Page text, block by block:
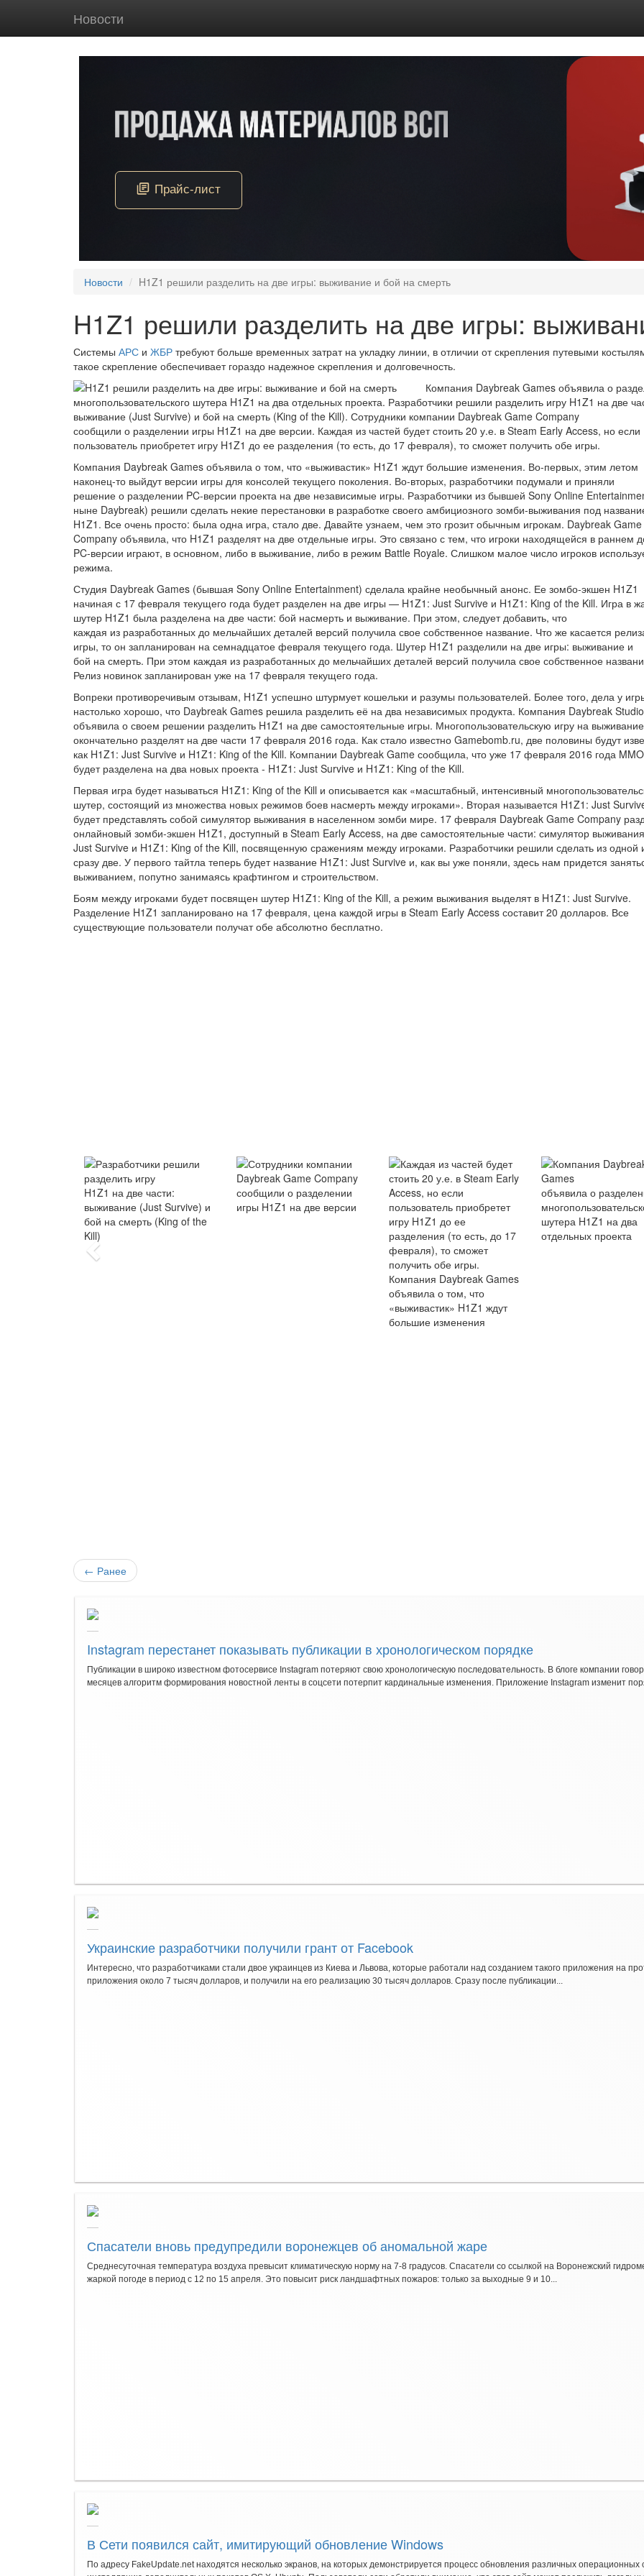
Новости
Новости H1Z1 решили разделить на две игры: выживание и бой на смерть
H1Z1 решили разделить на две игры:
Системы АРС и ЖБР требуют больше временных затрат на укладку линии, в отличии от скрепления путевыми
такое скрепление обеспечивает гораздо надежное скрепления и долговечность.
Компания Daybreak Games объявила о
многопользовательского шутера H1Z1 на два отдельных проекта. Разработчики решили разделить игру H1Z1 на две
выживание (Just Survive) и бой на смерть (King of the Kill). Сотрудники компании Daybreak Game Company
сообщили о разделении игры H1Z1 на две версии. Каждая из частей будет стоить 20 у.е. в Steam Early Access, но если
пользователь приобретет игру H1Z1 до ее разделения (то есть, до 17 февраля), то сможет получить обе игры.
Компания Daybreak Games объявила о том, что «выживастик» H1Z1 ждут большие изменения. Во-первых, этим летом
наконец-то выйдут версии игры для консолей текущего поколения. Во-вторых, разработчики подумали и приняли
решение о разделении PC-версии проекта на две независимые игры. Разработчики из бывшей Sony Online
ныне Daybreak) решили сделать некие перестановки в разработке своего амбициозного зомби-выживания под
H1Z1. Все очень просто: была одна игра, стало две. Давайте узнаем, чем это грозит обычным игрокам. Daybreak Game
Company объявила, что H1Z1 разделят на две отдельные игры. Это связано с тем, что игроки находящейся в раннем
PC-версии играют, в основном, либо в выживание, либо в режим Battle Royale. Слишком малое число игроков
режима.
Студия Daybreak Games (бывшая Sony Online Entertainment) сделала крайне необычный анонс. Ее зомбо-экшен H1Z1
начиная с 17 февраля текущего года будет разделен на две игры — H1Z1: Just Survive и H1Z1: King of the Kill. Игра в
шутер H1Z1 была разделена на две части: бой насмерть и выживание. При этом, следует добавить, что
каждая из разработанных до мельчайших деталей версий получила свое собственное название. Что же касается
игры, то он запланирован на семнадцатое февраля текущего года. Шутер H1Z1 разделили на две игры: выживание и
бой на смерть. При этом каждая из разработанных до мельчайших деталей версий получила свое собственное
Релиз новинок запланирован уже на 17 февраля текущего года.
Вопреки противоречивым отзывам, H1Z1 успешно штурмует кошельки и разумы пользователей. Более того, дела у
настолько хорошо, что Daybreak Games решила разделить её на два независимых продукта. Компания Daybreak
объявила о своем решении разделить H1Z1 на две самостоятельные игры. Многопользовательскую игру на выживание
окончательно разделят на две части 17 февраля 2016 года. Как стало известно Gamebomb.ru, две половины будут
как H1Z1: Just Survive и H1Z1: King of the Kill. Компании Daybreak Game сообщила, что уже 17 февраля 2016 года
будет разделена на два новых проекта - H1Z1: Just Survive и H1Z1: King of the Kill.
Первая игра будет называться H1Z1: King of the Kill и описывается как «масштабный, интенсивный
шутер, состоящий из множества новых режимов боев насмерть между игроками». Вторая называется H1Z1: Just
будет представлять собой симулятор выживания в населенном зомби мире. 17 февраля Daybreak Game Company
онлайновый зомби-экшен H1Z1, доступный в Steam Early Access, на две самостоятельные части: симулятор
Just Survive и H1Z1: King of the Kill, посвященную сражениям между игроками. Разработчики решили сделать из одной
сразу две. У первого тайтла теперь будет название H1Z1: Just Survive и, как вы уже поняли, здесь нам придется
выживанием, попутно занимаясь крафтингом и строительством.
Боям между игроками будет посвящен шутер H1Z1: King of the Kill, а режим выживания выделят в H1Z1: Just Survive.
Разделение H1Z1 запланировано на 17 февраля, цена каждой игры в Steam Early Access составит 20 долларов. Все
существующие пользователи получат обе абсолютно бесплатно.
← Ранее
Instagram перестанет показывать публикации в хронологическом порядке
Публикации в широко известном фотосервисе Instagram потеряют свою хронологическую последовательность. В блоге компании
месяцев алгоритм формирования новостной ленты в соцсети потерпит кардинальные изменения. Приложение Instagram изменит
Украинские разработчики получили грант от Facebook
Интересно, что разработчиками стали двое украинцев из Киева и Львова, которые работали над созданием такого приложения на
приложения около 7 тысяч долларов, и получили на его реализацию 30 тысяч долларов. Сразу после публикации...
Спасатели вновь предупредили воронежцев об аномальной жаре
Среднесуточная температура воздуха превысит климатическую норму на 7-8 градусов. Спасатели со ссылкой на Воронежский
жаркой погоде в период с 12 по 15 апреля. Это повысит риск ландшафтных пожаров: только за выходные 9 и 10...
В Сети появился сайт, имитирующий обновление Windows
По адресу FakeUpdate.net находятся несколько экранов, на которых демонстрируется процесс обновления различных